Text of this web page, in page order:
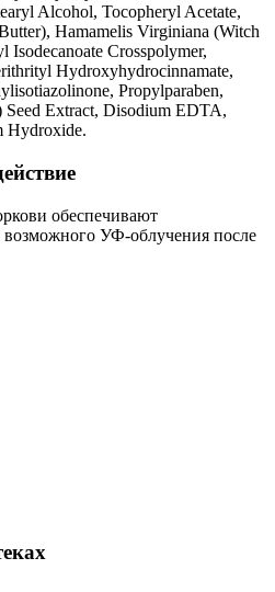
Alcohol, Tocopheryl Acetate,
Hamamelis Virginiana (Witch
Crosspolymer,
Hydroxyhydrocinnamate,
Propylparaben,
Seed Extract, Disodium EDTA,
Hydroxide.
обеспечивают
УФ-облучения после